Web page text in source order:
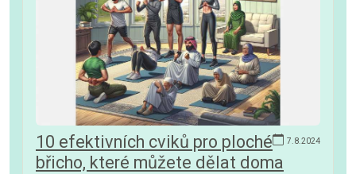
7.8.2024
10 efektivních cviků pro ploché
břicho, které můžete dělat doma